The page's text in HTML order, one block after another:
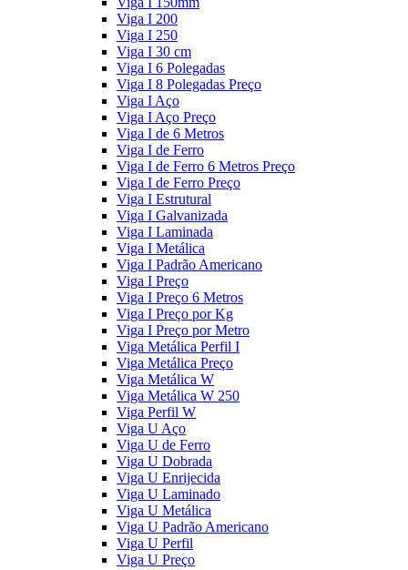
Viga I 200
Viga I 250
Viga I 30 cm
Viga I 6 Polegadas
Viga I 8 Polegadas Preço
Viga I Aço
Viga I Aço Preço
Viga I de 6 Metros
Viga I de Ferro
Viga I de Ferro 6 Metros Preço
Viga I de Ferro Preço
Viga I Estrutural
Viga I Galvanizada
Viga I Laminada
Viga I Metálica
Viga I Padrão Americano
Viga I Preço
Viga I Preço 6 Metros
Viga I Preço por Kg
Viga I Preço por Metro
Viga Metálica Perfil I
Viga Metálica Preço
Viga Metálica W
Viga Metálica W 250
Viga Perfil W
Viga U Aço
Viga U de Ferro
Viga U Dobrada
Viga U Enrijecida
Viga U Laminado
Viga U Metálica
Viga U Padrão Americano
Viga U Perfil
Viga U Preço